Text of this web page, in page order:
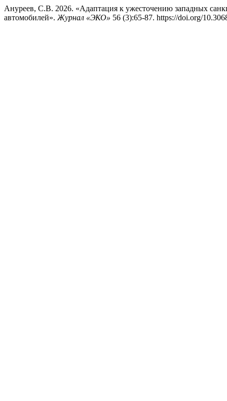
Ануреев, С.В. 2026. «Адаптация к ужесточению западных
автомобилей». Журнал «ЭКО» 56 (3):65-87. https://doi.org/